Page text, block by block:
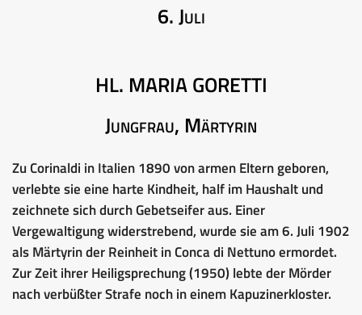
6. Juli
HL. MARIA GORETTI
Jungfrau, Märtyrin
Zu Corinaldi in Italien 1890 von armen Eltern geboren,
verlebte sie eine harte Kindheit, half im Haushalt und
zeichnete sich durch Gebetseifer aus. Einer
Vergewaltigung widerstrebend, wurde sie am 6. Juli 1902
als Märtyrin der Reinheit in Conca di Nettuno ermordet.
Zur Zeit ihrer Heiligsprechung (1950) lebte der Mörder
nach verbüßter Strafe noch in einem Kapuzinerkloster.